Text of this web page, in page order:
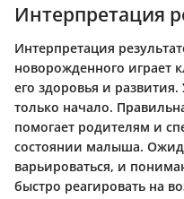
Интерпретация
Интерпретация
новорожденного играет
его здоровья и
только начало.
помогает родителям и
состоянии малыша.
варьироваться, и
быстро реагировать на